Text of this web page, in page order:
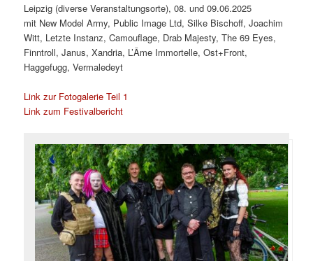
Leipzig (diverse Veranstaltungsorte), 08. und 09.06.2025
mit New Model Army, Public Image Ltd, Silke Bischoff, Joachim
Witt, Letzte Instanz, Camouflage, Drab Majesty, The 69 Eyes,
Finntroll, Janus, Xandria, L’Âme Immortelle, Ost+Front,
Haggefugg, Vermaledeyt
Link zur Fotogalerie Teil 1
Link zum Festivalbericht